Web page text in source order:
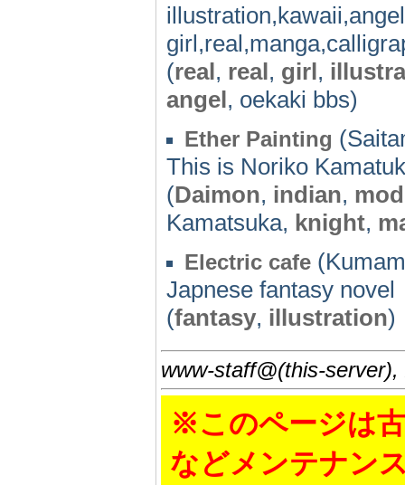
(real, real, girl,
angel, oekaki bbs)
Ether Painting
This is Noriko
(Daimon, indian,
Kamatsuka, knight,
Electric cafe
Japnese fantasy novel
(fantasy, illustration)
www-staff@(this-
※このページは
などメンテナン